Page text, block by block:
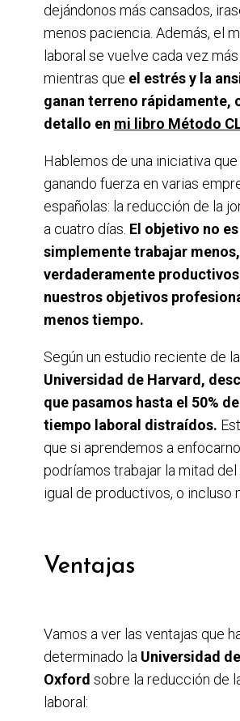
dejándonos más cansados,
menos paciencia. Además, el
laboral se vuelve cada vez
mientras que el estrés y la
ganan terreno rápidamente,
detallo en mi libro Método
Hablemos de una iniciativa
ganando fuerza en varias
españolas: la reducción de la
a cuatro días. El objetivo no es
simplemente trabajar
verdaderamente
nuestros objetivos
menos tiempo.
Según un estudio reciente de la
Universidad de Harvard,
que pasamos hasta el 50%
tiempo laboral distraídos.
que si aprendemos a
podríamos trabajar la mitad
igual de productivos, o incluso
Ventajas
Vamos a ver las ventajas que
determinado la Universidad de
Oxford sobre la reducción de
laboral: